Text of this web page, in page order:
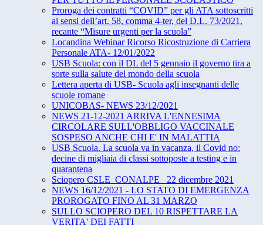
Proroga dei contratti “COVID” per gli ATA sottoscritti
ai sensi dell’art. 58, comma 4-ter, del D.L. 73/2021,
recante “Misure urgenti per la scuola”
Locandina Webinar Ricorso Ricostruzione di Carriera
Personale ATA- 12/01/2022
USB Scuola: con il DL del 5 gennaio il governo tira a
sorte sulla salute del mondo della scuola
Lettera aperta di USB- Scuola agli insegnanti delle
scuole romane
UNICOBAS- NEWS 23/12/2021
NEWS 21-12-2021 ARRIVA L'ENNESIMA
CIRCOLARE SULL'OBBLIGO VACCINALE
SOSPESO ANCHE CHI E' IN MALATTIA
USB Scuola. La scuola va in vacanza, il Covid no:
decine di migliaia di classi sottoposte a testing e in
quarantena
Sciopero CSLE_CONALPE_ 22 dicembre 2021
NEWS 16/12/2021 - LO STATO DI EMERGENZA
PROROGATO FINO AL 31 MARZO
SULLO SCIOPERO DEL 10 RISPETTARE LA
VERITA' DEI FATTI